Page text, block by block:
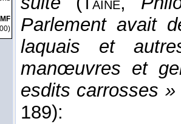
Parlement avait
laquais et
manœuvres et
esdits carrosses
189):